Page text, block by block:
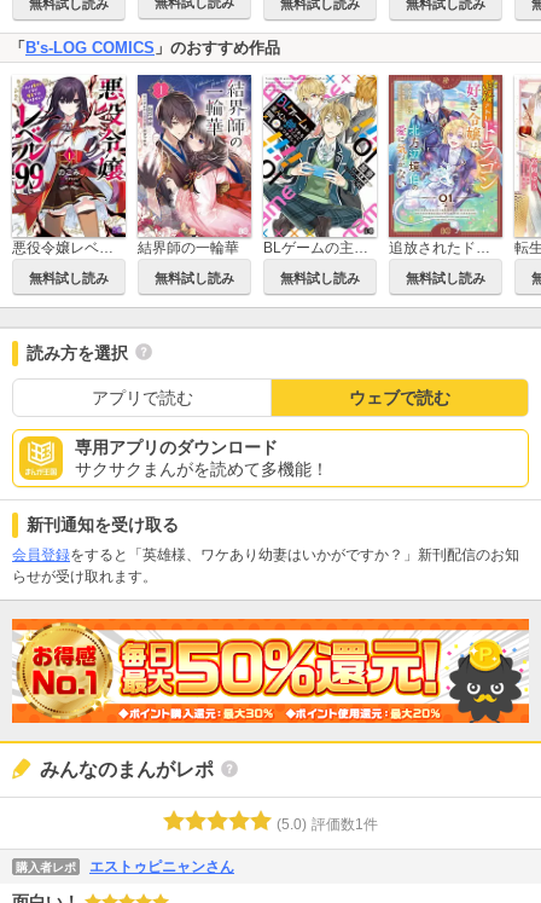
無料試し読み 無料試し読み 無料試し読み
「 B's-LOG COMICS 」のおすすめ作品
無料試し読み
結界師の一輪華
無料試し読み 無料試し読み
追放されたドラゴン好き令嬢は、北方辺境伯の愛に気づかない
無料試し読み
読み方を選択
アプリで読む ウェブで読む
専用アプリのダウンロード
サクサクまんがを読めて多機能！
新刊通知を受け取る
会員登録をすると「英雄様、ワケあり幼妻はいかがですか？」新刊配信のお知
らせが受け取れます。
みんなのまんがレポ
(5.0) 評価数1 件
購入者レポ エストゥピニャンさん